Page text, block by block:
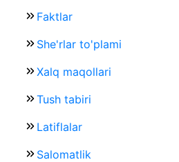
Faktlar
She'rlar to'plami
Xalq maqollari
Tush tabiri
Latiflalar
Salomatlik